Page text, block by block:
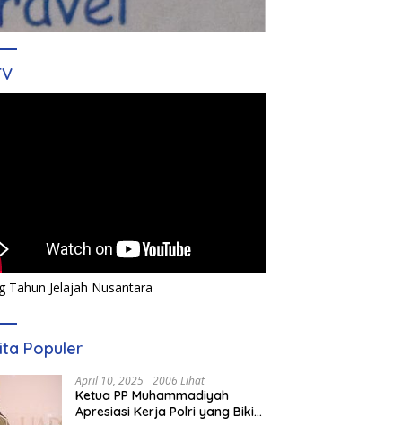
Tahun Jelajah Nusantara
Populer
April 10, 2025 2006 Lihat
Ketua PP Muhammadiyah
Apresiasi Kerja Polri yang Bikin